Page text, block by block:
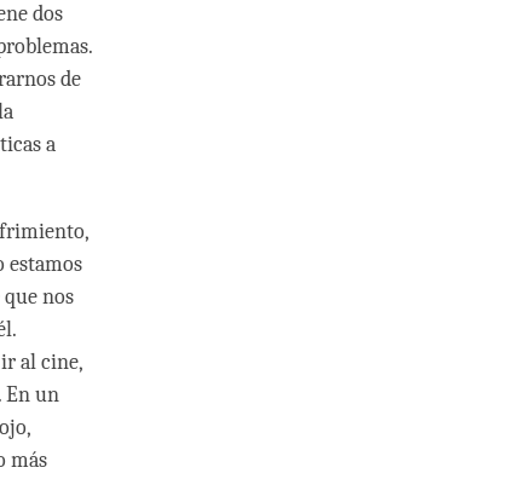
dos
de
a
estamos
nos
al cine,
En un
más